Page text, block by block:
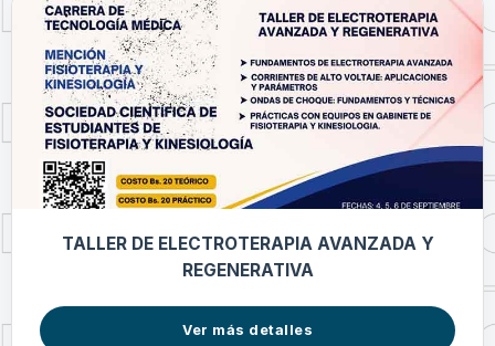
TALLER DE ELECTROTERAPIA AVANZADA Y
REGENERATIVA
Ver más detalles